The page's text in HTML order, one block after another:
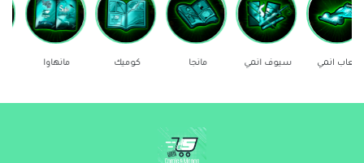
سيوف انمي مانجا كوميك مانهاوا ستيكرز